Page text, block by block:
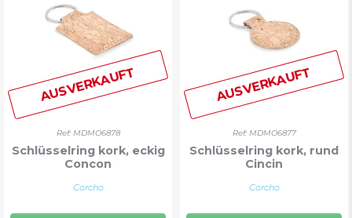
AUSVERKAUFT
Ref: MDMO6878
Schlüsselring kork, eckig
Concon
Corcho
AUSVERKAUFT
Ref: MDMO6877
Schlüsselring kork, rund
Cincin
Corcho